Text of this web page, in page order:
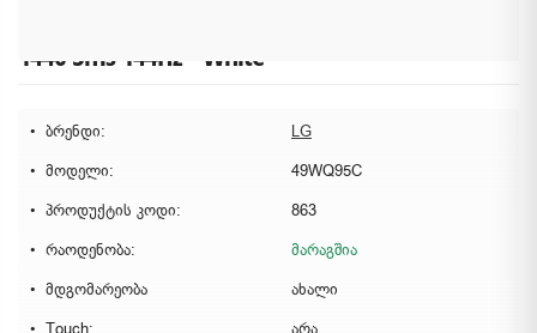
1440 5ms 144Hz - White
ბრენდი:
LG
მოდელი:
49WQ95C
პროდუქტის კოდი:
863
რაოდენობა:
მარაგშია
მდგომარეობა
ახალი